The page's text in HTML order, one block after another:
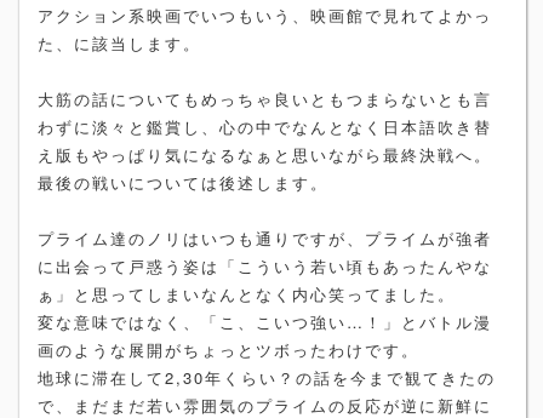
アクション系映画でいつもいう、映画館で見れてよかっ
た、に該当します。
大筋の話についてもめっちゃ良いともつまらないとも言
わずに淡々と鑑賞し、心の中でなんとなく日本語吹き替
え版もやっぱり気になるなぁと思いながら最終決戦へ。
最後の戦いについては後述します。
プライム達のノリはいつも通りですが、プライムが強者
に出会って戸惑う姿は「こういう若い頃もあったんやな
ぁ」と思ってしまいなんとなく内心笑ってました。
変な意味ではなく、「こ、こいつ強い…！」とバトル漫
画のような展開がちょっとツボったわけです。
地球に滞在して2,30年くらい？の話を今まで観てきたの
で、まだまだ若い雰囲気のプライムの反応が逆に新鮮に